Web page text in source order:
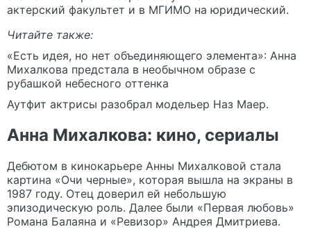
актерский факультет и в МГИМО на юридический.
Читайте также:
«Есть идея, но нет объединяющего элемента»: Анна
Михалкова предстала в необычном образе с
рубашкой небесного оттенка
Аутфит актрисы разобрал модельер Наз Маер.
Анна Михалкова: кино, сериалы
Дебютом в кинокарьере Анны Михалковой стала
картина «Очи черные», которая вышла на экраны в
1987 году. Отец доверил ей небольшую
эпизодическую роль. Далее были «Первая любовь»
Романа Балаяна и «Ревизор» Андрея Дмитриева.